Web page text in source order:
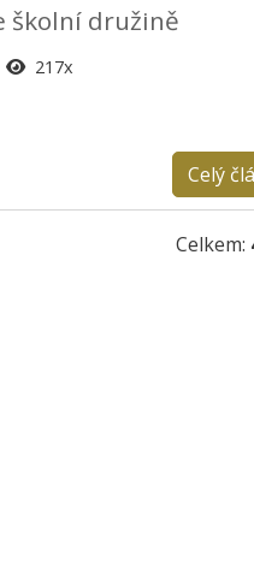
školní družině
217x
Celý
Celkem: